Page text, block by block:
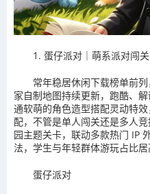
1. 蛋仔派对｜萌系派对闯
常年稳居休闲下载榜单前
家自制地图持续更新，跑酷、
通软萌的角色造型搭配灵动特
配，不管是单人闯关还是多人
园主题关卡，联动多款热门 IP
法，学生与年轻群体游玩占比居
蛋仔派对